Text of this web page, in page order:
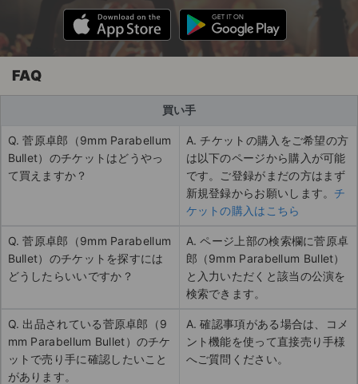
FAQ
買い手
Q. 菅原卓郎（9mm Parabellum
Bullet）のチケットはどうやっ
て買えますか？
A. チケットの購入をご希望の方
は以下のページから購入が可能
です。ご登録がまだの方はまず
新規登録からお願いします。 チ
ケットの購入はこちら
Q. 菅原卓郎（9mm Parabellum
Bullet）のチケットを探すには
どうしたらいいですか？
A. ページ上部の検索欄に菅原卓
郎（9mm Parabellum Bullet）
と入力いただくと該当の公演を
検索できます。
Q. 出品されている菅原卓郎（9
mm Parabellum Bullet）のチケ
ットで売り手に確認したいこと
があります。
A. 確認事項がある場合は、コメ
ント機能を使って直接売り手様
へご質問ください。